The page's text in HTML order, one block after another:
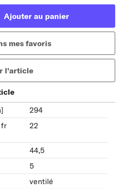
Ajouter au panier
mes favoris
l'article
294
fr
22
44,5
5
ventilé